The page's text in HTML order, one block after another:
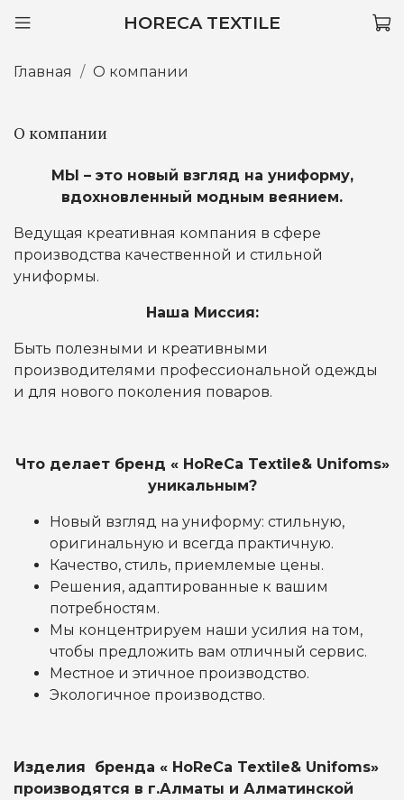
HORECA TEXTILE
Главная О компании
О компании
МЫ – это новый взгляд на униформу,
вдохновленный модным веянием.
Ведущая креативная компания в сфере
производства качественной и стильной
униформы.
Наша Миссия:
Быть полезными и креативными
производителями профессиональной одежды
и для нового поколения поваров.
Что делает бренд « HoReCa Textile& Unifoms»
уникальным?
Новый взгляд на униформу: стильную,
оригинальную и всегда практичную.
Качество, стиль, приемлемые цены.
Решения, адаптированные к вашим
потребностям.
Мы концентрируем наши усилия на том,
чтобы предложить вам отличный сервис.
Местное и этичное производство.
Экологичное производство.
Изделия
бренда « HoReCa Textile& Unifoms»
производятся в г.Алматы и Алматинской